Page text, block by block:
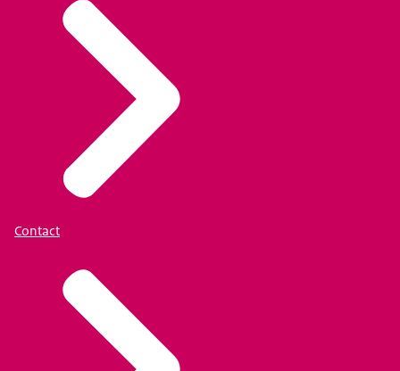
Contact